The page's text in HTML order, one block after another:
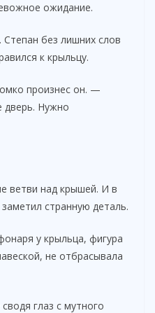
ожидание.
Степан без лишних слов
к крыльцу.
произнес он. —
дверь. Нужно
ветви над крышей. И в
странную деталь.
у крыльца, фигура
не отбрасывала
глаз с мутного